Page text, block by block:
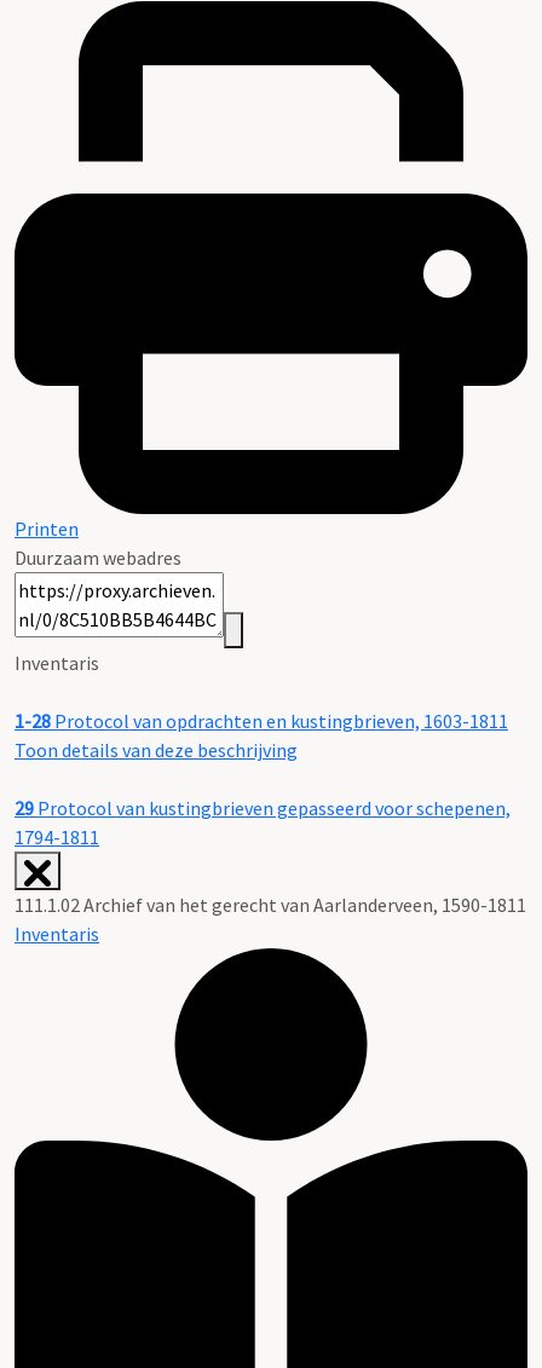
Printen
Duurzaam webadres
Inventaris
1-28 Protocol van opdrachten en kustingbrieven, 1603-1811
Toon details van deze beschrijving
29 Protocol van kustingbrieven gepasseerd voor schepenen,
1794-1811
111.1.02 Archief van het gerecht van Aarlanderveen, 1590-1811
Inventaris